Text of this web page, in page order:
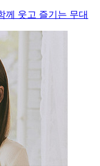
께 웃고 즐기는 무대